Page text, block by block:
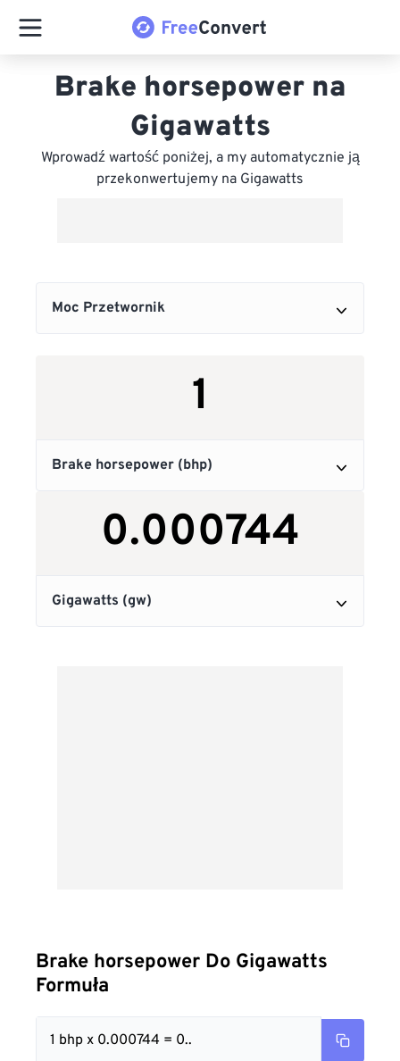
Brake horsepower na
Gigawatts
Wprowadź wartość poniżej, a my automatycznie ją
przekonwertujemy na Gigawatts
Brake horsepower Do Gigawatts
Formuła
1 bhp x 0.000744 = 0..